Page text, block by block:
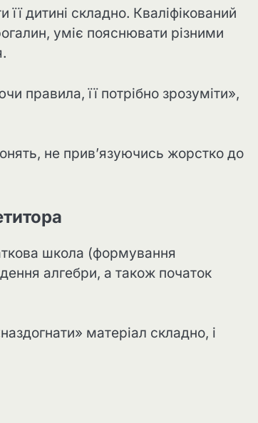
дитині складно. Кваліфікований
уміє пояснювати різними
правила, її потрібно зрозуміти»,
не прив’язуючись жорстко до
школа (формування
алгебри, а також початок
матеріал складно, і